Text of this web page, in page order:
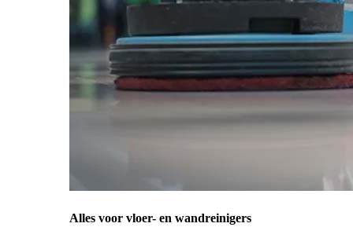
Alles voor vloer- en wandreinigers